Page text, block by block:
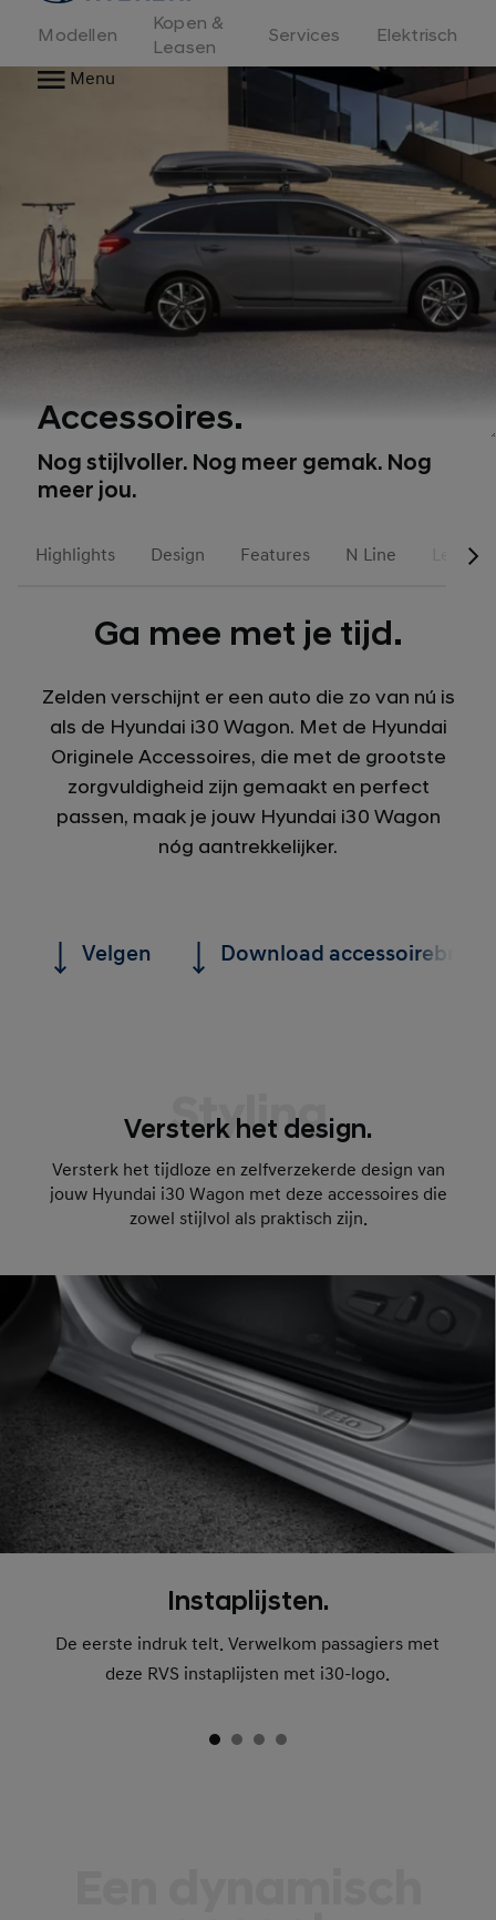
Modellen
Kopen &
Leasen
Services
Elektrisch
Menu
Accessoires.
Nog stijlvoller. Nog meer gemak. Nog
meer jou.
Highlights Design Features N Line
Ga mee met je tijd.
Zelden verschijnt er een auto die zo van nú is
als de Hyundai i30 Wagon. Met de Hyundai
Originele Accessoires, die met de grootste
zorgvuldigheid zijn gemaakt en perfect
passen, maak je jouw Hyundai i30 Wagon
nóg aantrekkelijker.
Velgen Download
Styling
Versterk het design.
Versterk het tijdloze en zelfverzekerde design van
jouw Hyundai i30 Wagon met deze accessoires die
zowel stijlvol als praktisch zijn.
Instaplijsten.
De eerste indruk telt. Verwelkom passagiers met
deze RVS instaplijsten met i30-logo.